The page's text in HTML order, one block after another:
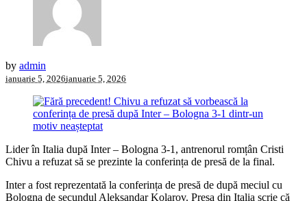
by admin
ianuarie 5, 2026ianuarie 5, 2026
Lider în Italia după Inter – Bologna 3-1, antrenorul romțân Cristi
Chivu a refuzat să se prezinte la conferința de presă de la final.
Inter a fost reprezentată la conferința de presă de după meciul cu
Bologna de secundul Aleksandar Kolarov. Presa din Italia scrie că